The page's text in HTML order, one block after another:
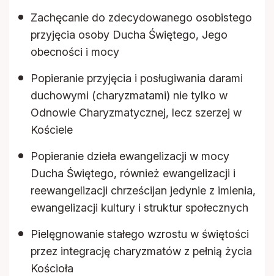
Zachęcanie do zdecydowanego osobistego
przyjęcia osoby Ducha Świętego, Jego
obecności i mocy
Popieranie przyjęcia i posługiwania darami
duchowymi (charyzmatami) nie tylko w
Odnowie Charyzmatycznej, lecz szerzej w
Kościele
Popieranie dzieła ewangelizacji w mocy
Ducha Świętego, również ewangelizacji i
reewangelizacji chrześcijan jedynie z imienia,
ewangelizacji kultury i struktur społecznych
Pielęgnowanie stałego wzrostu w świętości
przez integrację charyzmatów z pełnią życia
Kościoła